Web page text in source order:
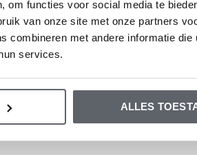
om functies voor social media te
van onze site met onze partners
combineren met andere informatie die
services.
ALLES